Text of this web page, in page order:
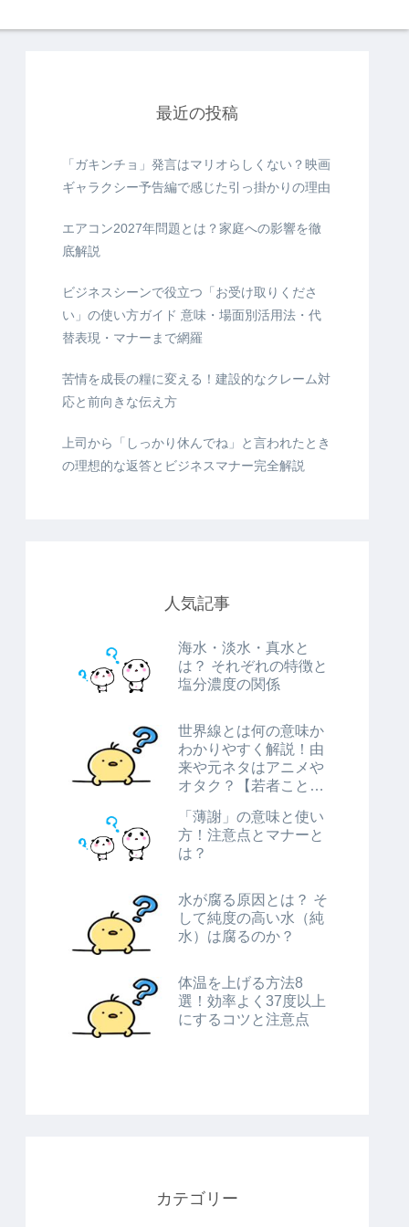
最近の投稿
「ガキンチョ」発言はマリオらしくない？映画
ギャラクシー予告編で感じた引っ掛かりの理由
エアコン2027年問題とは？家庭への影響を徹
底解説
ビジネスシーンで役立つ「お受け取りくださ
い」の使い方ガイド 意味・場面別活用法・代
替表現・マナーまで網羅
苦情を成長の糧に変える！建設的なクレーム対
応と前向きな伝え方
上司から「しっかり休んでね」と言われたとき
の理想的な返答とビジネスマナー完全解説
人気記事
海水・淡水・真水と
は？ それぞれの特徴と
塩分濃度の関係
世界線とは何の意味か
わかりやすく解説！由
来や元ネタはアニメや
オタク？【若者ことば
「薄謝」の意味と使い
方！注意点とマナーと
は？
水が腐る原因とは？ そ
して純度の高い水（純
水）は腐るのか？
体温を上げる方法8
選！効率よく37度以上
にするコツと注意点
カテゴリー